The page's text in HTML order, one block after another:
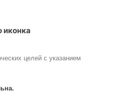
иконка
целей с указанием